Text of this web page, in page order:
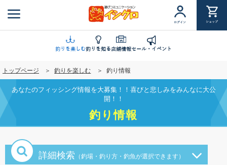
ン
に
移
動
ログイン ショップ
釣りを楽しむ釣りを知る店舗情報セール・イベント
トップページ 釣りを楽しむ 釣り情報
あなたのフィッシング情報を大募集！！喜びと悲しみをみんなに大公
開！！
釣り情報
詳細検索 （釣場・釣り方・釣魚が選択できます）